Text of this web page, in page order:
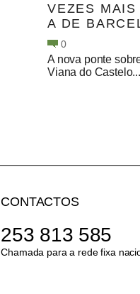
VEZES MAIS
A DE
0
A nova ponte
Viana do Castelo...
CONTACTOS
253 813 585
Chamada para a rede fixa